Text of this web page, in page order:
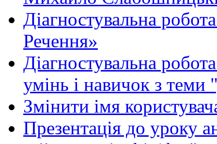
Діагностувальна
Речення»
Діагностувальна
умінь і навичок з теми
Змінити імя
Презентація до уроку